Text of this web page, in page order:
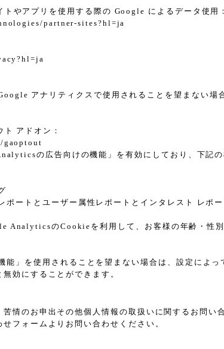
やアプリを使用する際の Google によるデータ使用：
partner-sites?hl=ja
アナリティクスで使用されることを望まない
アドオン：
gaoptout
の広告向けの機能」を有効にしており、下
ートとユーザー属性レポートとインタレスト レポー
AnalyticsのCookieを利用して、お客様の年齢・性
能」を使用されることを望まない場合は、設定によ
効にすることができます。
情のお申出その他個人情報の取扱いに関するお問
フォームよりお問い合わせください。